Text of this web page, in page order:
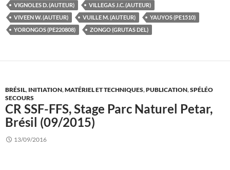
VIGNOLES D. (AUTEUR)
VILLEGAS J.C. (AUTEUR)
VIVEEN W. (AUTEUR)
VUILLE M. (AUTEUR)
YAUYOS (PE1510)
YORONGOS (PE220808)
ZONGO (GRUTAS DEL)
BRÉSIL, INITIATION,MATÉRIEL ET TECHNIQUES,PUBLICATION,SPÉLÉO
SECOURS
CR SSF-FFS, Stage Parc Naturel Petar,
Brésil (09/2015)
13/09/2016